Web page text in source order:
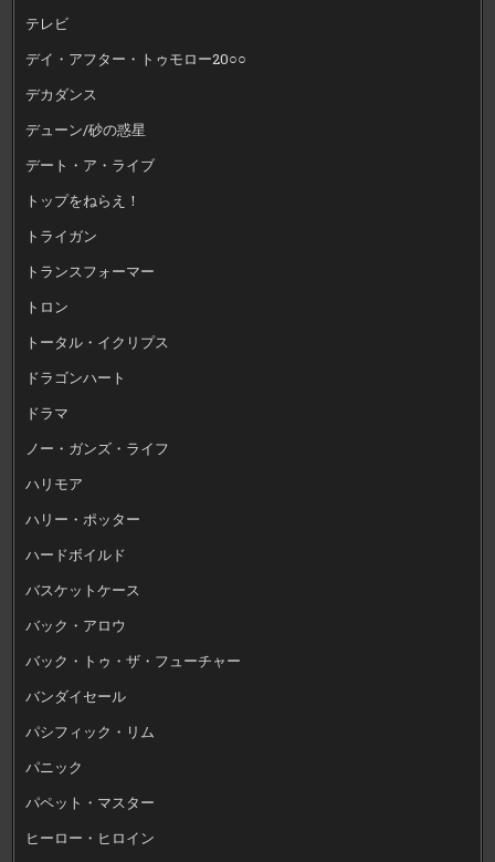
テレビ
デイ・アフター・トゥモロー20○○
デカダンス
デューン/砂の惑星
デート・ア・ライブ
トップをねらえ！
トライガン
トランスフォーマー
トロン
トータル・イクリプス
ドラゴンハート
ドラマ
ノー・ガンズ・ライフ
ハリモア
ハリー・ポッター
ハードボイルド
バスケットケース
バック・アロウ
バック・トゥ・ザ・フューチャー
バンダイセール
パシフィック・リム
パニック
パペット・マスター
ヒーロー・ヒロイン